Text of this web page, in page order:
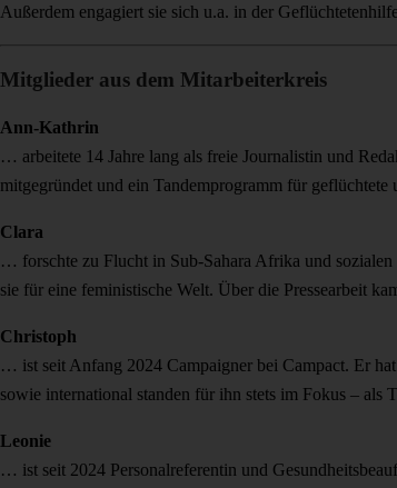
Außerdem engagiert sie sich u.a. in der
Mitglieder aus dem Mitarbeiterkreis
Ann-Kathrin
… arbeitete 14 Jahre lang als freie Journalistin und
mitgegründet und ein Tandemprogramm für
Clara
… forschte zu Flucht in Sub-Sahara Afrika und
sie für eine feministische Welt. Über die Pressearbeit
Christoph
… ist seit Anfang 2024 Campaigner bei Campact. Er
sowie international standen für ihn stets im Fokus – als
Leonie
… ist seit 2024 Personalreferentin und